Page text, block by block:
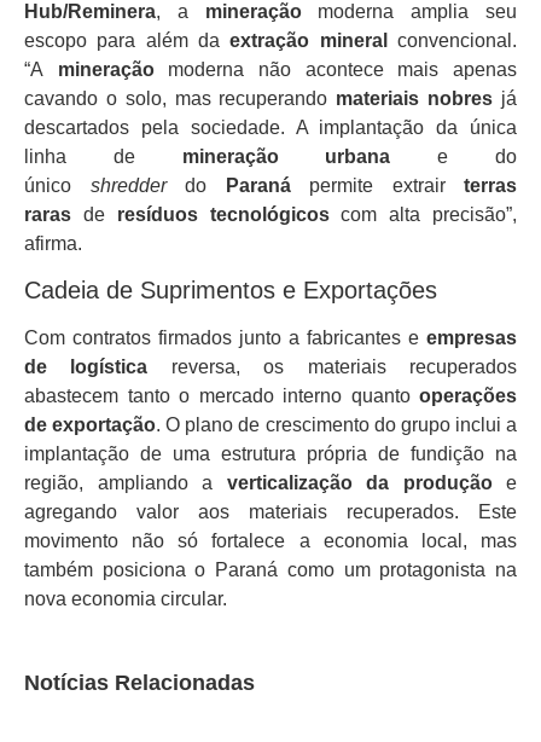
Hub/Reminera, a mineraçãomoderna amplia seu
escopo para além daextração mineral
convencional.
“A mineraçãomoderna não acontece mais apenas
cavando o solo, mas recuperando materiais nobres já
descartados pela sociedade. A implantação da única
linha de mineração urbana e do
único shredderdo Paranápermite extrairterras
raras de resíduos tecnológicoscom alta precisão”,
afirma.
Cadeia de Suprimentos e Exportações
Com contratos firmados junto a fabricantes e empresas
de logística reversa, os materiais recuperados
abastecem tanto o mercado interno quanto operações
de exportação. O plano de crescimento do grupo inclui a
implantação de uma estrutura própria de fundição na
região, ampliando a verticalização da produçãoe
agregando valor aos materiais recuperados. Este
movimento não só fortalece a economia local, mas
também posiciona o Paraná como um protagonista na
nova economia circular.
Notícias Relacionadas